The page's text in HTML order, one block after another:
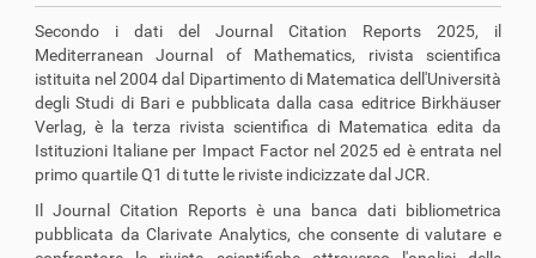
Secondo i dati del Journal Citation Reports 2025, il
Mediterranean Journal of Mathematics, rivista scientifica
istituita nel 2004 dal Dipartimento di Matematica dell'Università
degli Studi di Bari e pubblicata dalla casa editrice Birkhäuser
Verlag, è la terza rivista scientifica di Matematica edita da
Istituzioni Italiane per Impact Factor nel 2025 ed è entrata nel
primo quartile Q1 di tutte le riviste indicizzate dal JCR.
Il Journal Citation Reports è una banca dati bibliometrica
pubblicata da Clarivate Analytics, che consente di valutare e